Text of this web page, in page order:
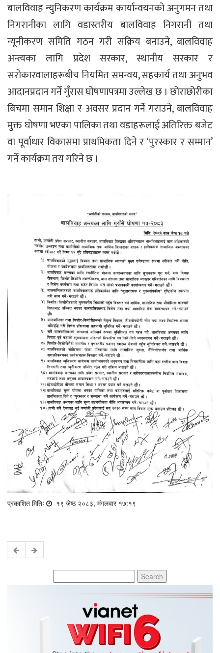
बालविवाह न्युनिकरण कार्यक्रम कार्यान्वयनको अनुगमन तथा
निगरानीका लागि वडास्तरीय बालविवाह निगरानी तथा
न्यूनीकरण समिति गठन गरी सक्रिय बनाउने, बालविवाह
अन्त्यका लागि प्रदेश सरकार, स्थानीय सरकार र
सरोकारवालाहरूबीच नियमित समन्वय, सहकार्य तथा अनुभव
आदानप्रदान गर्ने गुँरास घोषणापत्रमा उल्लेख छ । छोराछोरीका
बिचमा समान शिक्षा र अवसर प्रदान गर्ने गराउने, बालविवाह
मुक्त घोषणा भएका पालिका तथा वडाहरूलाई अतिरिक्त बजेट
वा पूर्वाधार विकासमा प्राथमिकता दिने र ‘पुरस्कार र सम्मान’
गर्ने कार्यक्रम तय गरिने छ ।
प्रकाशित मितिः १९ जेष्ठ २०८३, मंगलवार १७:१९
for: